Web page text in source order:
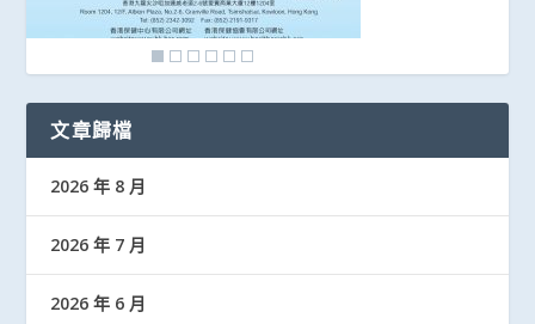
文章歸檔
2026 年 8 月
2026 年 7 月
2026 年 6 月